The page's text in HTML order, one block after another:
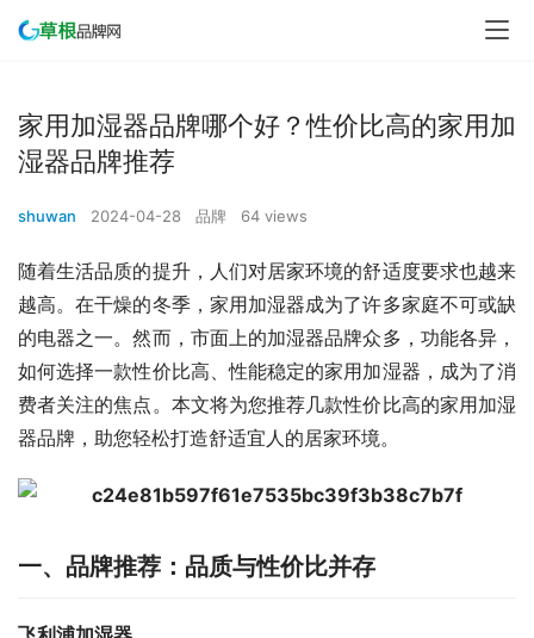
家用加湿器品牌哪个好？性价比高的家用加
湿器品牌推荐
shuwan 2024-04-28 品牌 64 views
随着生活品质的提升，人们对居家环境的舒适度要求也越来
越高。在干燥的冬季，家用加湿器成为了许多家庭不可或缺
的电器之一。然而，市面上的加湿器品牌众多，功能各异，
如何选择一款性价比高、性能稳定的家用加湿器，成为了消
费者关注的焦点。本文将为您推荐几款性价比高的家用加湿
器品牌，助您轻松打造舒适宜人的居家环境。
一、品牌推荐：品质与性价比并存